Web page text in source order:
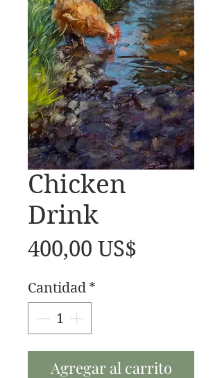
Chicken
Drink
400,00 US$
Cantidad *
Agregar al carrito